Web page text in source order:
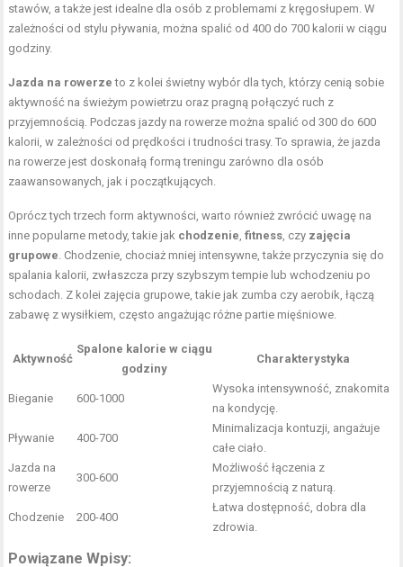
stawów, a także jest idealne dla osób z problemami z kręgosłupem. W
zależności od stylu pływania, można spalić od 400 do 700 kalorii w ciągu
godziny.
Jazda na rowerze to z kolei świetny wybór dla tych, którzy cenią sobie
aktywność na świeżym powietrzu oraz pragną połączyć ruch z
przyjemnością. Podczas jazdy na rowerze można spalić od 300 do 600
kalorii, w zależności od prędkości i trudności trasy. To sprawia, że jazda
na rowerze jest doskonałą formą treningu zarówno dla osób
zaawansowanych, jak i początkujących.
Oprócz tych trzech form aktywności, warto również zwrócić uwagę na
inne popularne metody, takie jak chodzenie ,fitness , czy zajęcia
grupowe . Chodzenie, chociaż mniej intensywne, także przyczynia się do
spalania kalorii, zwłaszcza przy szybszym tempie lub wchodzeniu po
schodach. Z kolei zajęcia grupowe, takie jak zumba czy aerobik, łączą
zabawę z wysiłkiem, często angażując różne partie mięśniowe.
Aktywność
Spalone kalorie w ciągu
godziny
Charakterystyka
Bieganie 600-1000
Wysoka intensywność, znakomita
na kondycję.
Pływanie 400-700
Minimalizacja kontuzji, angażuje
całe ciało.
Jazda na
rowerze
300-600
Możliwość łączenia z
przyjemnością z naturą.
Chodzenie 200-400
Łatwa dostępność, dobra dla
zdrowia.
Powiązane Wpisy: